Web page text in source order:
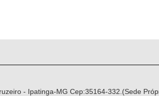
- Ipatinga-MG Cep:35164-332.(Sede